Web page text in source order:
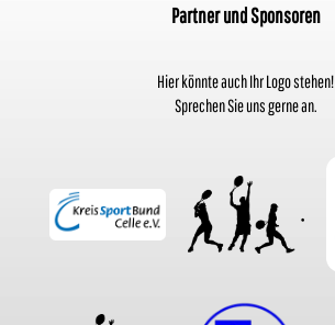
Partner und Sponsoren
Hier könnte auch Ihr Logo stehen!
Sprechen Sie uns gerne an.